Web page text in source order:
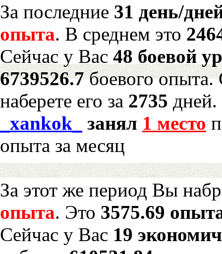
За последние 31 день/
опыта. В среднем это
Сейчас у Вас 48 боевой
6739526.7боевого
наберете его за 2735 дней.
_xankok_
занял 1 место
опыта за месяц
За этот же период Вы
опыта. Это 3575.69
Сейчас у Вас 19